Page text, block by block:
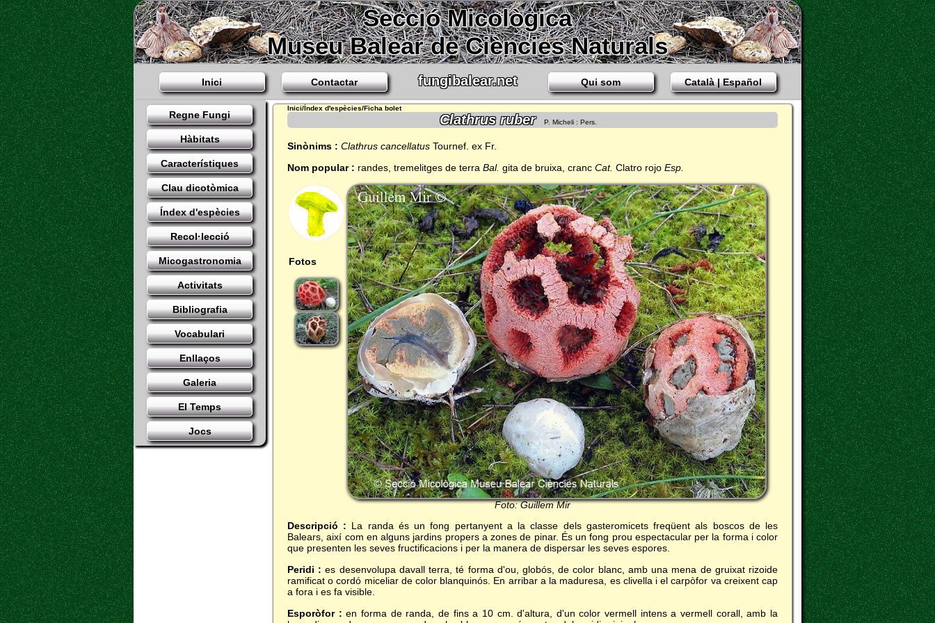
Secció Micològica
Museu Balear de Ciències Naturals
Inici Contactar fungibalear.net Qui som Català | Español
Regne Fungi
Hàbitats
Característiques
Clau dicotòmica
Índex d'espècies
Recol·lecció
Micogastronomia
Activitats
Bibliografia
Vocabulari
Enllaços
Galeria
El Temps
Jocs
Inici/Ìndex d'espècies/Ficha bolet
Clathrus ruberP. Micheli : Pers.
Sinònims : Clathrus cancellatus Tournef. ex Fr.
Nom popular : randes, tremelitges de terra Bal. gita de bruixa, cranc Cat. Clatro rojo Esp.
Fotos
Foto: Guillem Mir
Descripció : La randa és un fong pertanyent a la classe dels gasteromicets freqüent als boscos de les
Balears, així com en alguns jardins propers a zones de pinar. És un fong prou espectacular per la forma i color
que presenten les seves fructificacions i per la manera de dispersar les seves espores.
Peridi :es desenvolupa davall terra, té forma d'ou, globós, de color blanc, amb una mena de gruixat rizoide
ramificat o cordó miceliar de color blanquinós. En arribar a la maduresa, es clivella i el carpòfor va creixent cap
a fora i es fa visible.
Esporòfor :en forma de randa, de fins a 10 cm. d'altura, d'un color vermell intens a vermell corall, amb la